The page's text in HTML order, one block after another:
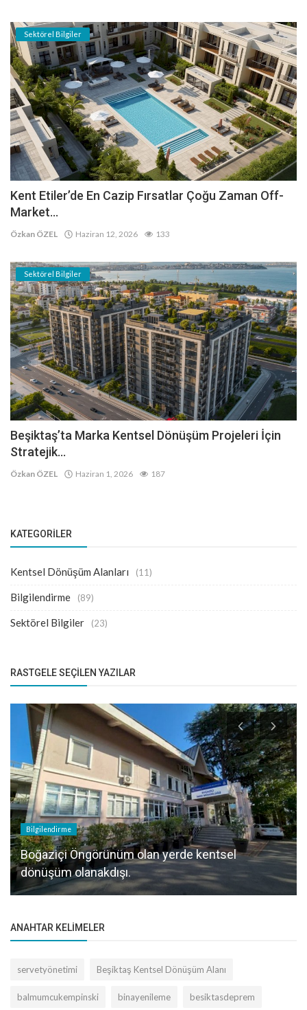
Sektörel Bilgiler
Kent Etiler’de En Cazip Fırsatlar Çoğu Zaman Off-
Market...
Özkan ÖZEL Haziran 12, 2026 133
Sektörel Bilgiler
Beşiktaş’ta Marka Kentsel Dönüşüm Projeleri İçin
Stratejik...
Özkan ÖZEL Haziran 1, 2026 187
KATEGORILER
Kentsel Dönüşüm Alanları (11)
Bilgilendirme (89)
Sektörel Bilgiler (23)
RASTGELE SEÇILEN YAZILAR
Bilgilendirme
Boğaziçi Öngörünüm olan yerde kentsel
dönüşüm olanakdışı.
ANAHTAR KELIMELER
servetyönetimi Beşiktaş Kentsel Dönüşüm Alanı
balmumcukempinski binayenileme besiktasdeprem